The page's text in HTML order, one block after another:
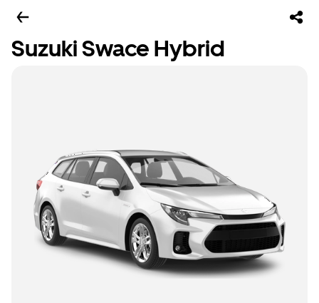
Suzuki Swace Hybrid